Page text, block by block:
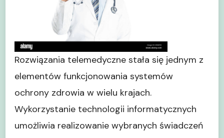
Rozwiązania telemedyczne stała się jednym z
elementów funkcjonowania systemów
ochrony zdrowia w wielu krajach.
Wykorzystanie technologii informatycznych
umożliwia realizowanie wybranych świadczeń